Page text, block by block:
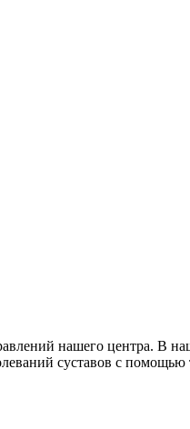
нашего центра. В
суставов с помощью